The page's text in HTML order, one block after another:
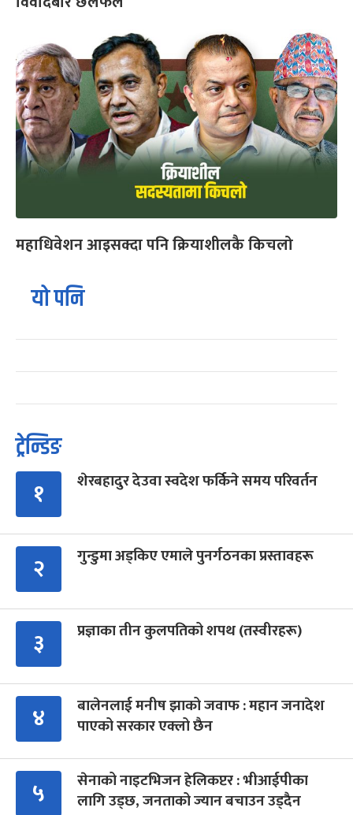
महाधिवेशन आइसक्दा पनि क्रियाशीलकै किचलो
यो पनि
ट्रेन्डिङ
१ शेरबहादुर देउवा स्वदेश फर्किने समय परिवर्तन
२ गुन्डुमा अड्किए एमाले पुनर्गठनका प्रस्तावहरू
३ प्रज्ञाका तीन कुलपतिको शपथ (तस्वीरहरू)
४
बालेनलाई मनीष झाको जवाफ : महान जनादेश
पाएको सरकार एक्लो छैन
५
सेनाको नाइटभिजन हेलिकप्टर : भीआईपीका
लागि उड्छ, जनताको ज्यान बचाउन उड्दैन